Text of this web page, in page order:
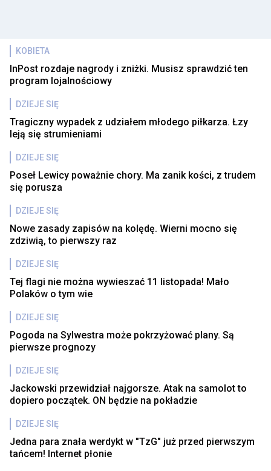
KOBIETA
InPost rozdaje nagrody i zniżki. Musisz sprawdzić ten
program lojalnościowy
DZIEJE SIĘ
Tragiczny wypadek z udziałem młodego piłkarza. Łzy
leją się strumieniami
DZIEJE SIĘ
Poseł Lewicy poważnie chory. Ma zanik kości, z trudem
się porusza
DZIEJE SIĘ
Nowe zasady zapisów na kolędę. Wierni mocno się
zdziwią, to pierwszy raz
DZIEJE SIĘ
Tej flagi nie można wywieszać 11 listopada! Mało
Polaków o tym wie
DZIEJE SIĘ
Pogoda na Sylwestra może pokrzyżować plany. Są
pierwsze prognozy
DZIEJE SIĘ
Jackowski przewidział najgorsze. Atak na samolot to
dopiero początek. ON będzie na pokładzie
DZIEJE SIĘ
Jedna para znała werdykt w "TzG" już przed pierwszym
tańcem! Internet płonie